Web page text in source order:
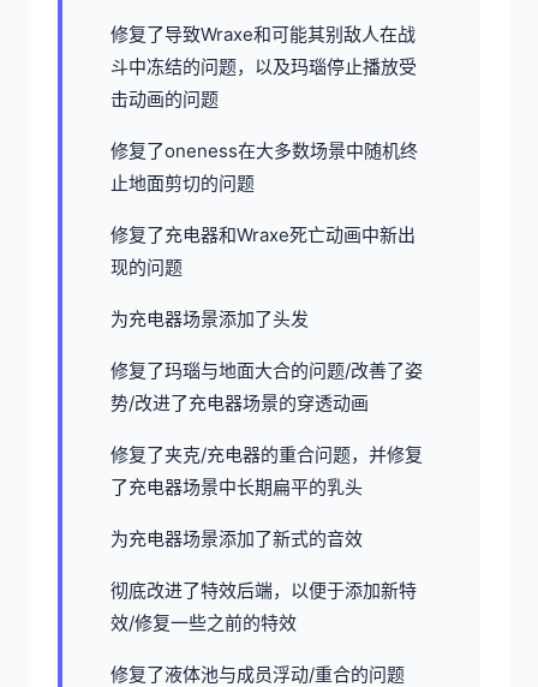
修复了导致Wraxe和可能其别敌人在战
斗中冻结的问题，以及玛瑙停止播放受
击动画的问题
修复了oneness在大多数场景中随机终
止地面剪切的问题
修复了充电器和Wraxe死亡动画中新出
现的问题
为充电器场景添加了头发
修复了玛瑙与地面大合的问题/改善了姿
势/改进了充电器场景的穿透动画
修复了夹克/充电器的重合问题，并修复
了充电器场景中长期扁平的乳头
为充电器场景添加了新式的音效
彻底改进了特效后端，以便于添加新特
效/修复一些之前的特效
修复了液体池与成员浮动/重合的问题